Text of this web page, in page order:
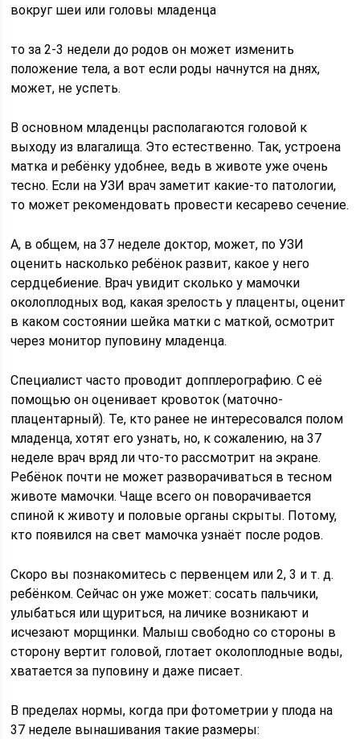
вокруг шеи или головы младенца
то за 2-3 недели до родов он может изменить
положение тела, а вот если роды начнутся на днях,
может, не успеть.
В основном младенцы располагаются головой к
выходу из влагалища. Это естественно. Так, устроена
матка и ребёнку удобнее, ведь в животе уже очень
тесно. Если на УЗИ врач заметит какие-то патологии,
то может рекомендовать провести кесарево сечение.
А, в общем, на 37 неделе доктор, может, по УЗИ
оценить насколько ребёнок развит, какое у него
сердцебиение. Врач увидит сколько у мамочки
околоплодных вод, какая зрелость у плаценты, оценит
в каком состоянии шейка матки с маткой, осмотрит
через монитор пуповину младенца.
Специалист часто проводит допплерографию. С её
помощью он оценивает кровоток (маточно-
плацентарный). Те, кто ранее не интересовался полом
младенца, хотят его узнать, но, к сожалению, на 37
неделе врач вряд ли что-то рассмотрит на экране.
Ребёнок почти не может разворачиваться в тесном
животе мамочки. Чаще всего он поворачивается
спиной к животу и половые органы скрыты. Потому,
кто появился на свет мамочка узнаёт после родов.
Скоро вы познакомитесь с первенцем или 2, 3 и т. д.
ребёнком. Сейчас он уже может: сосать пальчики,
улыбаться или щуриться, на личике возникают и
исчезают морщинки. Малыш свободно со стороны в
сторону вертит головой, глотает околоплодные воды,
хватается за пуповину и даже писает.
В пределах нормы, когда при фотометрии у плода на
37 неделе вынашивания такие размеры: